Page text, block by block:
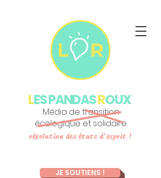
LES PANDASROUX
JE SOUTIENS !
Média de transition
écologique et solidaire
révolution des états d'esprit !